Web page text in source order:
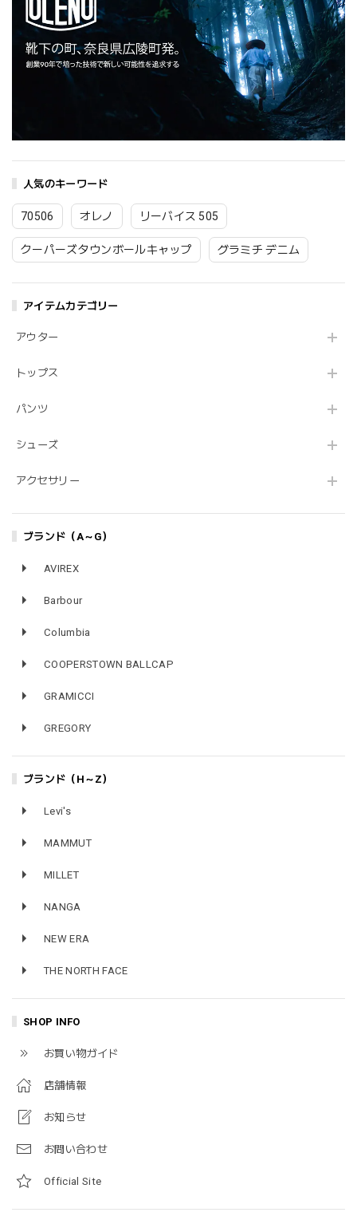
人気のキーワード
70506 オレノ リーバイス 505
クーパーズタウンボールキャップ グラミチ デニム
アイテムカテゴリー
アウター
トップス
パンツ
シューズ
アクセサリー
ブランド（A～G）
AVIREX
Barbour
Columbia
COOPERSTOWN BALLCAP
GRAMICCI
GREGORY
ブランド（H～Z）
Levi's
MAMMUT
MILLET
NANGA
NEW ERA
THE NORTH FACE
SHOP INFO
お買い物ガイド
店舗情報
お知らせ
お問い合わせ
Official Site